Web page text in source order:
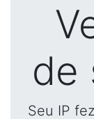
de
Seu IP